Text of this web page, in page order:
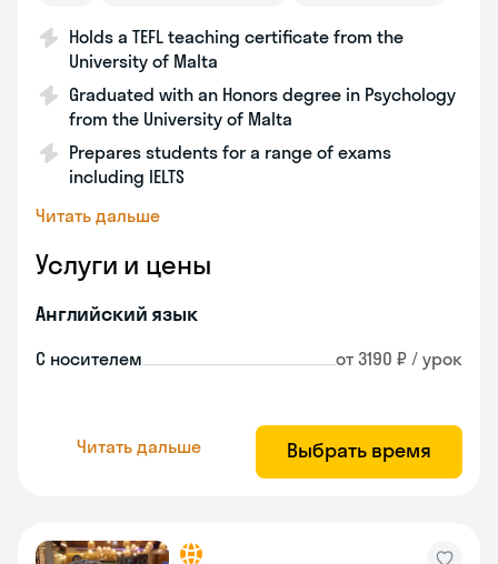
Holds a TEFL teaching certificate from the
University of Malta
Graduated with an Honors degree in Psychology
from the University of Malta
Prepares students for a range of exams
including IELTS
Читать дальше
Услуги и цены
Английский язык
С носителем от 3190 ₽ / урок
Читать дальше Выбрать время